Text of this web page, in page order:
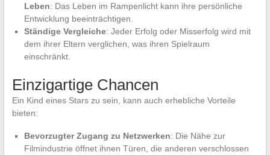
Leben: Das Leben im Rampenlicht kann ihre persönliche
Entwicklung beeinträchtigen.
Ständige Vergleiche: Jeder Erfolg oder Misserfolg wird mit
dem ihrer Eltern verglichen, was ihren Spielraum
einschränkt.
Einzigartige Chancen
Ein Kind eines Stars zu sein, kann auch erhebliche Vorteile
bieten:
Bevorzugter Zugang zu Netzwerken: Die Nähe zur
Filmindustrie öffnet ihnen Türen, die anderen verschlossen